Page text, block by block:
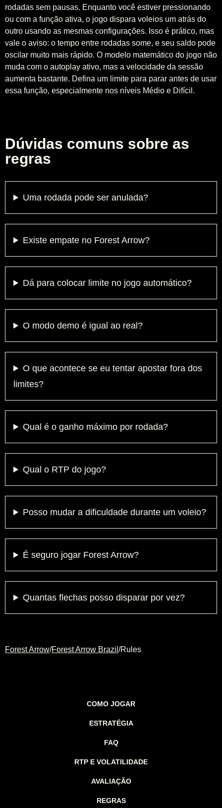
rodadas sem pausas. Enquanto você estiver pressionando
ou com a função ativa, o jogo dispara voleios um atrás do
outro usando as mesmas configurações. Isso é prático, mas
vale o aviso: o tempo entre rodadas some, e seu saldo pode
oscilar muito mais rápido. O modelo matemático do jogo não
muda com o autoplay ativo, mas a velocidade da sessão
aumenta bastante. Defina um limite para parar antes de usar
essa função, especialmente nos níveis Médio e Difícil.
Dúvidas comuns sobre as
regras
Uma rodada pode ser anulada?
Existe empate no Forest Arrow?
Dá para colocar limite no jogo automático?
O modo demo é igual ao real?
O que acontece se eu tentar apostar fora dos
limites?
Qual é o ganho máximo por rodada?
Qual o RTP do jogo?
Posso mudar a dificuldade durante um voleio?
É seguro jogar Forest Arrow?
Quantas flechas posso disparar por vez?
Forest Arrow/Forest Arrow Brazil /Rules
COMO JOGAR
ESTRATÉGIA
FAQ
RTP E VOLATILIDADE
AVALIAÇÃO
REGRAS